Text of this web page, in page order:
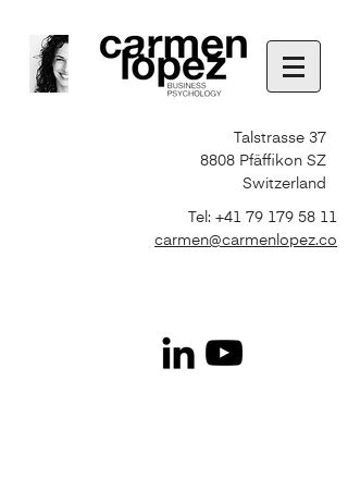
Talstrasse 37
8808 Pfäffikon SZ
Switzerland
Tel: +41 79 179 58 11
carmen@carmenlopez.co